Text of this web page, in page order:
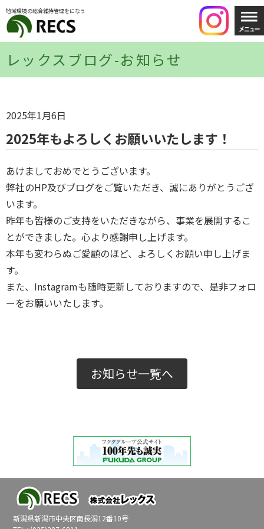
地域環境の総合維持管理をになう
レックスブログ-お知らせ
2025年1月6日
2025年もよろしくお願いいたします！
あけましておめでとうございます。
弊社のHP及びブログをご覧いただき、誠にありがとうござ
います。
昨年も皆様のご支持をいただきながら、事業を展開するこ
とができました。心より感謝申し上げます。
本年も変わらぬご愛顧のほど、よろしくお願い申し上げま
す。
また、Instagramも随時更新しておりますので、是非フォロ
ーをお願いいたします。
お知らせ一覧へ
新潟県新潟市中央区南長潟12番10号